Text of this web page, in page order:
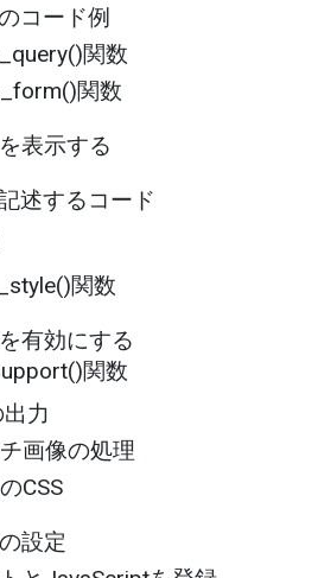
コード例
関数
関数
表示する
述するコード
関数
有効にする
関数
力
画像の処理
CSS
設定